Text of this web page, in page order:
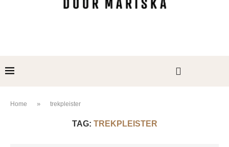
Home » trekpleister
TAG: TREKPLEISTER